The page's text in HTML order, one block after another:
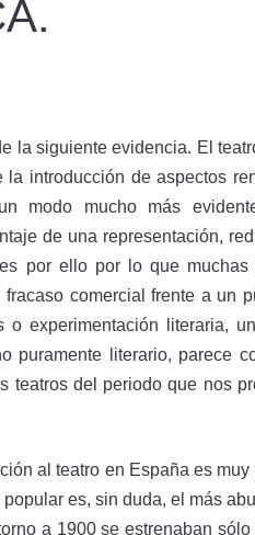
la siguiente evidencia. El
introducción de aspectos
modo mucho más
de una representación,
por ello por lo que muchas
comercial frente a un
o experimentación literaria,
puramente literario, parece
teatros del periodo que nos
al teatro en España es muy
es, sin duda, el más
a 1900 se estrenaban sólo